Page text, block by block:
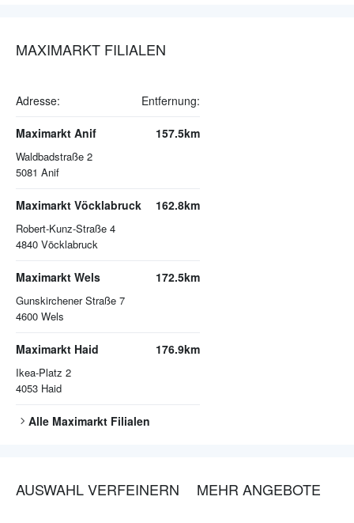
MAXIMARKT FILIALEN
Adresse: Entfernung:
Maximarkt Anif
Waldbadstraße 2
5081 Anif
157.5km
Maximarkt Vöcklabruck
Robert-Kunz-Straße 4
4840 Vöcklabruck
162.8km
Maximarkt Wels
Gunskirchener Straße 7
4600 Wels
172.5km
Maximarkt Haid
Ikea-Platz 2
4053 Haid
176.9km
Alle Maximarkt Filialen
AUSWAHL VERFEINERN MEHR ANGEBOTE